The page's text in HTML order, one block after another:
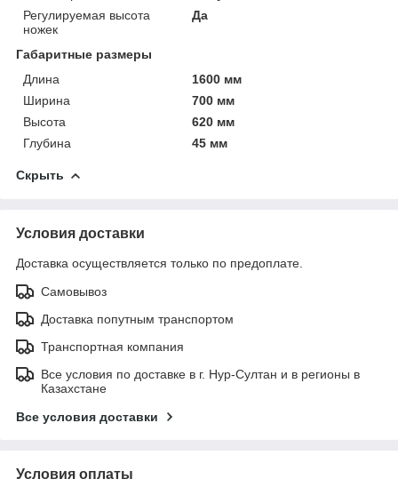
Регулируемая высота
ножек
Да
Габаритные размеры
Длина
1600 мм
Ширина
700 мм
Высота
620 мм
Глубина
45 мм
Скрыть
Условия доставки
Доставка осуществляется только по предоплате.
Самовывоз
Доставка попутным транспортом
Транспортная компания
Все условия по доставке в г. Нур-Султан и в регионы в
Казахстане
Все условия доставки
Условия оплаты